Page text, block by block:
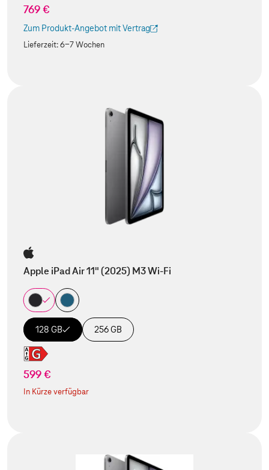
769 €
Zum Produkt-Angebot mit Vertrag
(Der Link wird in einem neuen Tab geöffnet)
Lieferzeit:6-7 Wochen
Apple iPad Air 11" (2025) M3 Wi-Fi
128 GB 256 GB
599 €
In Kürze verfügbar